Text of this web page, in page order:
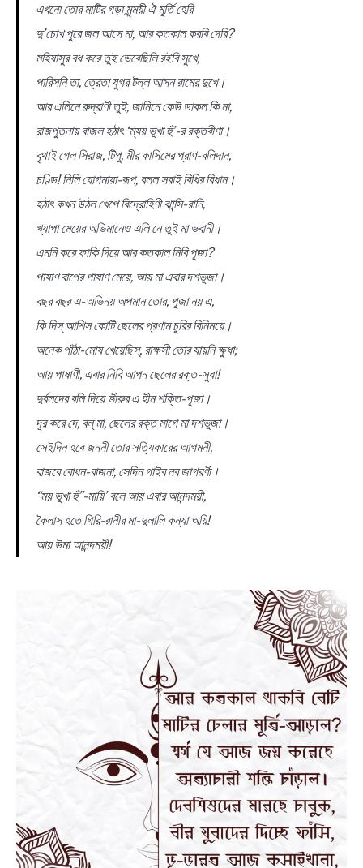
এখনো তোর মাটির গড়া মৃন্ময়ী ঐ মূর্তি হেরি
দু’চোখ পুরে জল আসে মা, আর কতকাল করবি দেরি?
মহিষাসুর বধ করে তুই ভেবেছিলি রইবি সুখে,
পারিসনি তা, ত্রেতা যুগর টল্ল আসন রামের দুখে।
আর এলিনে রুদ্রাণী তুই, জানিনে কেউ ডাকল কি না,
রাজপুতনায় বাজল হঠাৎ ‘ম্যয় ভূখা হুঁ’-র রক্তবীণা।
বৃথাই গেল সিরাজ, টিপু, মীর কাসিমের প্রাণ-বলিদান,
চণ্ডি! নিলি যোগমায়া-রূপ, বলল সবাই বিধির বিধান।
হঠাৎ কখন উঠল খেপে বিদ্রোহিণী ঝান্সি-রানি,
খ্যাপা মেয়ের অভিমানেও এলি নে তুই মা ভবানী।
এমনি করে ফাকি দিয়ে আর কতকাল নিবি পূজা?
পাষাণ বাপের পাষাণ মেয়ে, আয় মা এবার দশভূজা।
বছর বছর এ-অভিনয় অপমান তোর, পূজা নয় এ,
কি দিস্ আশিস কোটি ছেলের প্রণাম চুরির বিনিময়ে।
অনেক পাঁঠা-মোষ খেয়েছিস্, রাক্ষসী তোর যায়নি ক্ষুধা;
আয় পাষাণী, এবার নিবি আপন ছেলের রক্ত-সুধা!
দুর্বলদের বলি দিয়ে ভীরুর এ হীন শক্তি-পূজা।
দূর করে দে, বল্ মা, ছেলের রক্ত মাগে মা দশভুজা।
সেইদিন হবে জননী তোর সত্যিকারের আগমনী,
বাজবে বোধন-বাজনা, সেদিন গাইব নব জাগরণী।
“ময় ভূখা হুঁ”-মায়ি’ বলে আয় এবার আনন্দময়ী,
কৈলাস হতে গিরি-রানীর মা-দুলালি কন্যা অয়ি!
আয় উমা আনন্দময়ী!